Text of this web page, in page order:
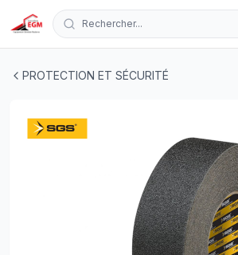
Rechercher...
PROTECTION ET SÉCURITÉ